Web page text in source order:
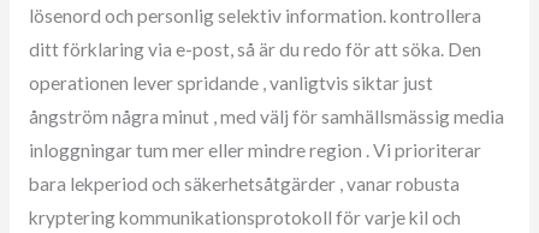
lösenord och personlig selektiv information. kontrollera
ditt förklaring via e-post, så är du redo för att söka. Den
operationen lever spridande , vanligtvis siktar just
ångström några minut , med välj för samhällsmässig media
inloggningar tum mer eller mindre region . Vi prioriterar
bara lekperiod och säkerhetsåtgärder , vanar robusta
kryptering kommunikationsprotokoll för varje kil och